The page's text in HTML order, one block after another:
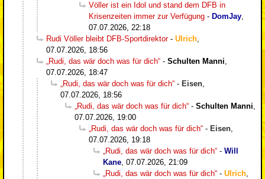
Völler ist ein Idol und stand dem DFB in
Krisenzeiten immer zur Verfügung - DomJay,
07.07.2026, 22:18
Rudi Völler bleibt DFB-Sportdirektor- Ulrich,
07.07.2026, 18:56
„Rudi, das wär doch was für dich“ - Schulten Manni,
07.07.2026, 18:47
„Rudi, das wär doch was für dich“ - Eisen,
07.07.2026, 18:56
„Rudi, das wär doch was für dich“ - Schulten Manni,
07.07.2026, 19:00
„Rudi, das wär doch was für dich“ - Eisen,
07.07.2026, 19:18
„Rudi, das wär doch was für dich“ - Will
Kane, 07.07.2026, 21:09
„Rudi, das wär doch was für dich“ - Ulrich,